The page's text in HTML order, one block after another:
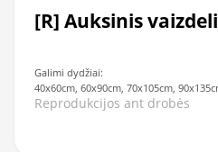
[R] Auksinis
Galimi dydžiai:
40x60cm, 60x90cm, 70x105cm,
Reprodukcijos ant drobės